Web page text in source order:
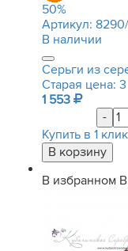
50%
Артикул:
В наличии
Серьги из
Старая цена:
1 553
-
Купить в 1 клик
В избранном